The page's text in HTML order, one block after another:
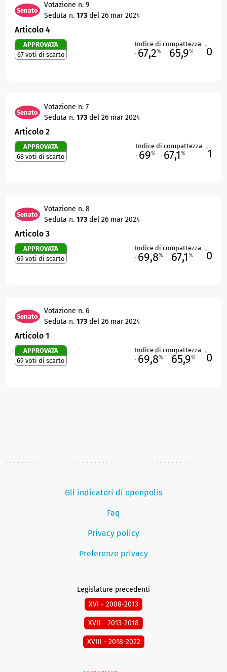
Senato
Votazione n. 9
Seduta n. 173 del 26 mar 2024
Articolo 4
APPROVATA
67 voti di scarto
Indice di compattezza
67,2% 65,9% 0
Senato
Votazione n. 7
Seduta n. 173 del 26 mar 2024
Articolo 2
APPROVATA
68 voti di scarto
Indice di compattezza
69% 67,1% 1
Senato
Votazione n. 8
Seduta n. 173 del 26 mar 2024
Articolo 3
APPROVATA
69 voti di scarto
Indice di compattezza
69,8% 67,1% 0
Senato
Votazione n. 6
Seduta n. 173 del 26 mar 2024
Articolo 1
APPROVATA
69 voti di scarto
Indice di compattezza
69,8% 65,9% 0
Gli indicatori di openpolis
Faq
Privacy policy
Preferenze privacy
Legislature precedenti
XVI - 2008-2013
XVII - 2013-2018
XVIII - 2018-2022